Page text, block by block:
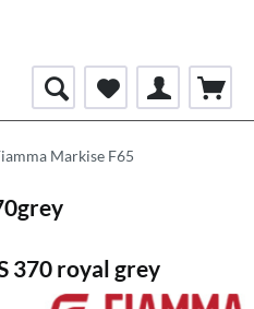
Markise F65
370 royal grey